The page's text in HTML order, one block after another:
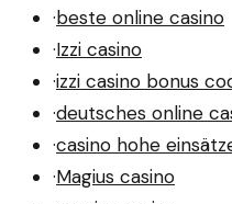
·beste online casino
·Izzi casino
·izzi casino bonus
·deutsches online
·casino hohe
·Magius casino